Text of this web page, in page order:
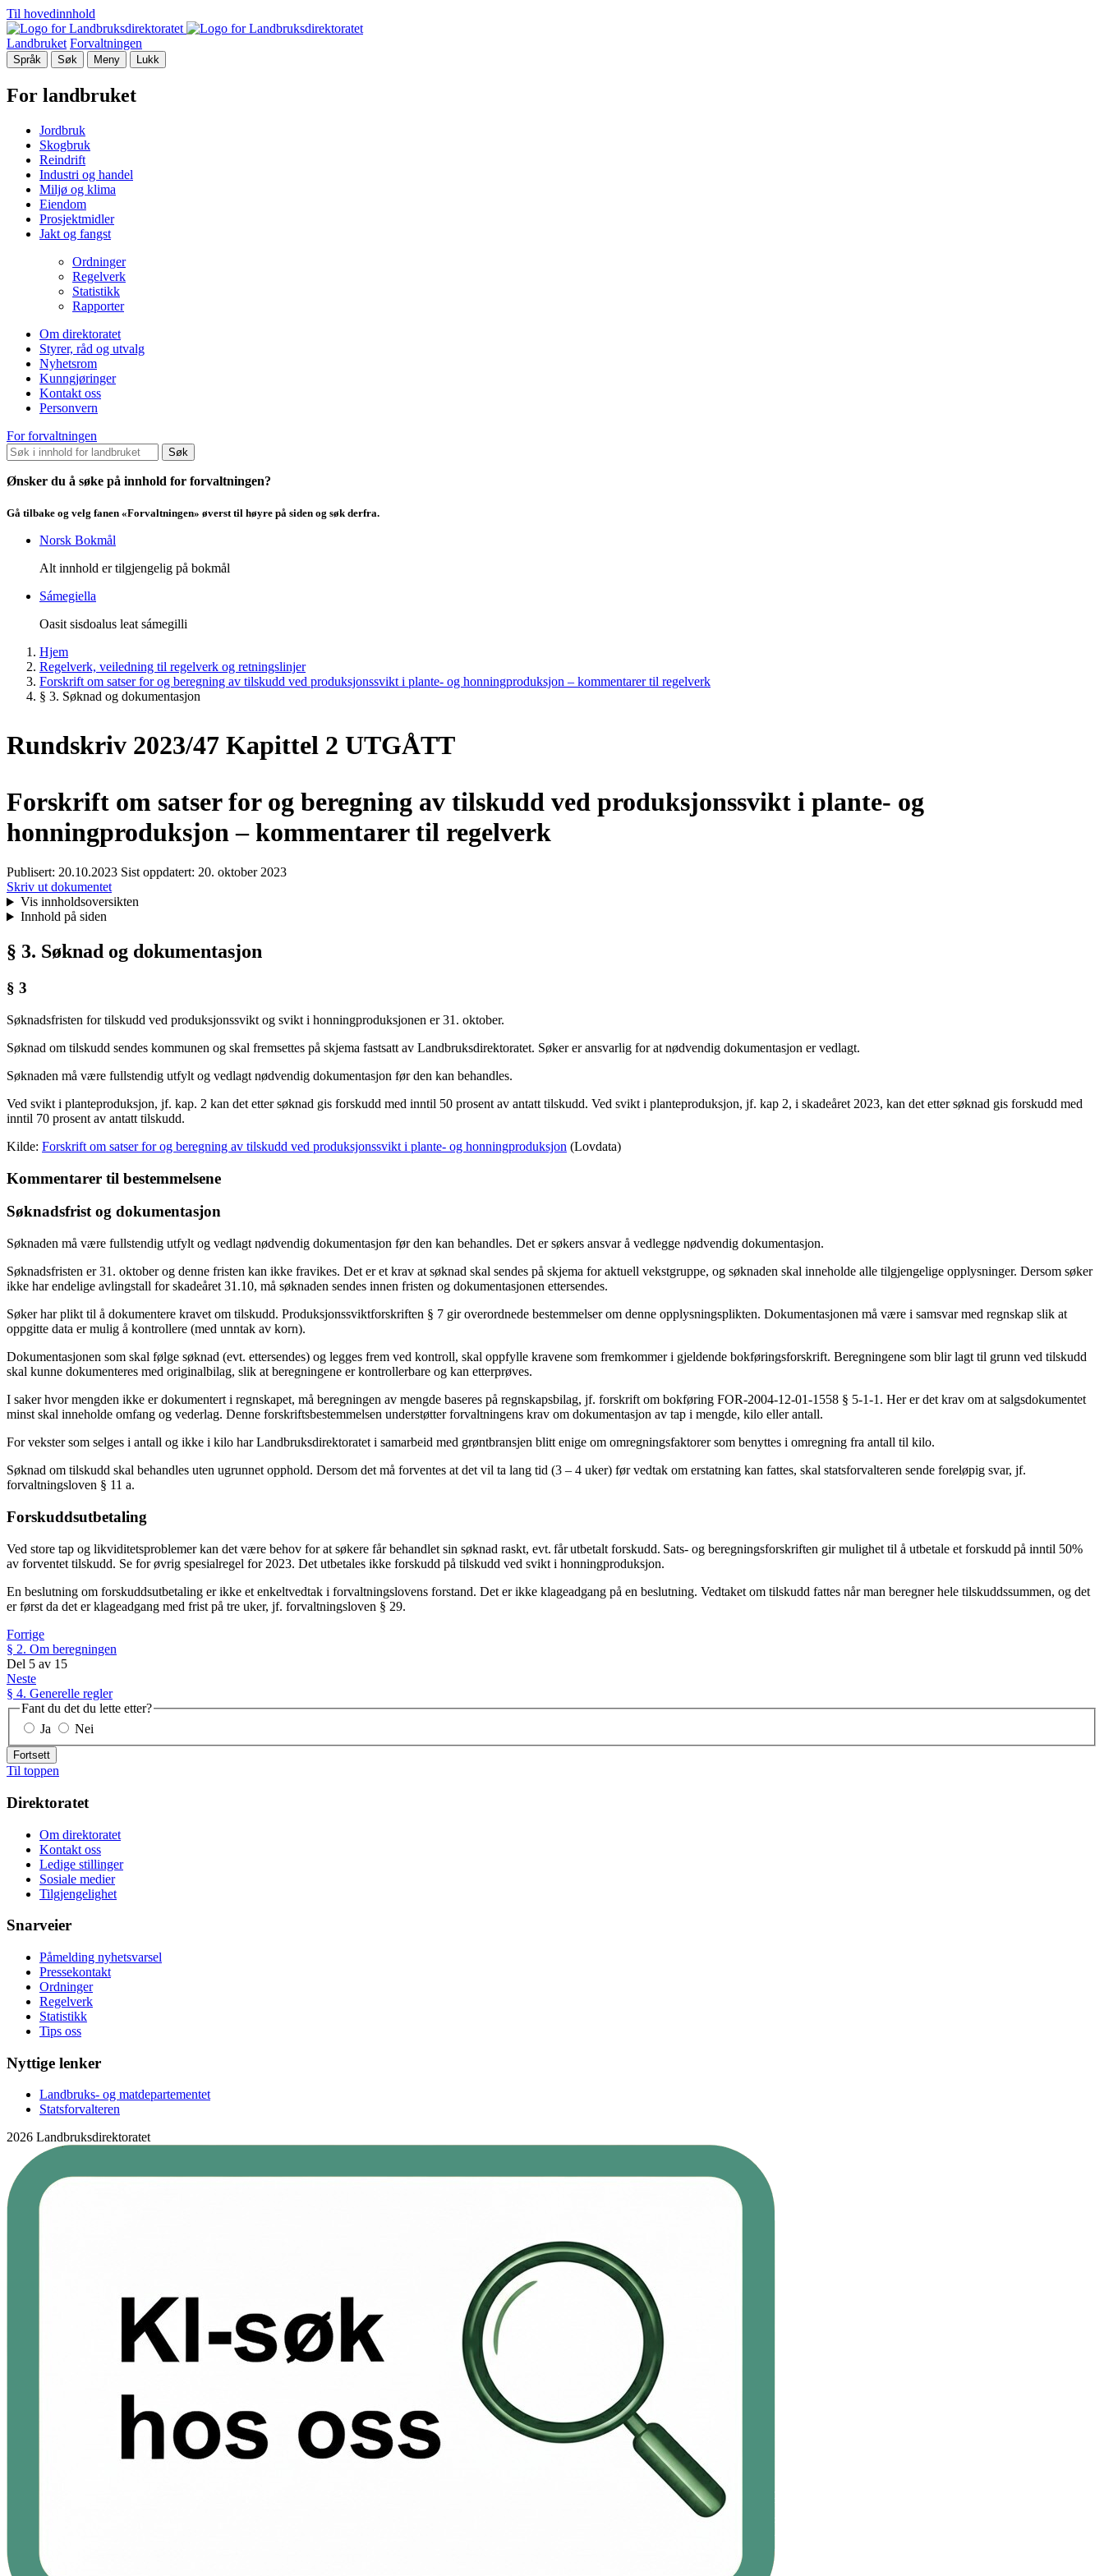
Til hovedinnhold
Landbruket Forvaltningen
Språk Søk Meny Lukk
For landbruket
Jordbruk
Skogbruk
Reindrift
Industri og handel
Miljø og klima
Eiendom
Prosjektmidler
Jakt og fangst
Ordninger
Regelverk
Statistikk
Rapporter
Om direktoratet
Styrer, råd og utvalg
Nyhetsrom
Kunngjøringer
Kontakt oss
Personvern
For forvaltningen
Søk
Ønsker du å søke på innhold for forvaltningen?
Gå tilbake og velg fanen «Forvaltningen» øverst til høyre på siden og søk derfra.
Norsk Bokmål
Alt innhold er tilgjengelig på bokmål
Sámegiella
Oasit sisdoalus leat sámegilli
Hjem
Regelverk, veiledning til regelverk og retningslinjer
Forskrift om satser for og beregning av tilskudd ved produksjonssvikt i plante- og honningproduksjon – kommentarer til regelverk
§ 3. Søknad og dokumentasjon
Rundskriv 2023/47 Kapittel 2 UTGÅTT
Forskrift om satser for og beregning av tilskudd ved produksjonssvikt i plante- og
honningproduksjon – kommentarer til regelverk
Publisert: 20.10.2023 Sist oppdatert: 20. oktober 2023
Skriv ut dokumentet
Vis innholdsoversikten
Innhold på siden
§ 3. Søknad og dokumentasjon
§ 3
Søknadsfristen for tilskudd ved produksjonssvikt og svikt i honningproduksjonen er 31. oktober.
Søknad om tilskudd sendes kommunen og skal fremsettes på skjema fastsatt av Landbruksdirektoratet. Søker er ansvarlig for at nødvendig dokumentasjon er vedlagt.
Søknaden må være fullstendig utfylt og vedlagt nødvendig dokumentasjon før den kan behandles.
Ved svikt i planteproduksjon, jf. kap. 2 kan det etter søknad gis forskudd med inntil 50 prosent av antatt tilskudd. Ved svikt i planteproduksjon, jf. kap 2, i skadeåret 2023, kan det etter søknad gis forskudd med
inntil 70 prosent av antatt tilskudd.
Kilde: Forskrift om satser for og beregning av tilskudd ved produksjonssvikt i plante- og honningproduksjon (Lovdata)
Kommentarer til bestemmelsene
Søknadsfrist og dokumentasjon
Søknaden må være fullstendig utfylt og vedlagt nødvendig dokumentasjon før den kan behandles. Det er søkers ansvar å vedlegge nødvendig dokumentasjon.
Søknadsfristen er 31. oktober og denne fristen kan ikke fravikes. Det er et krav at søknad skal sendes på skjema for aktuell vekstgruppe, og søknaden skal inneholde alle tilgjengelige opplysninger. Dersom søker
ikke har endelige avlingstall for skadeåret 31.10, må søknaden sendes innen fristen og dokumentasjonen ettersendes.
Søker har plikt til å dokumentere kravet om tilskudd. Produksjonssviktforskriften § 7 gir overordnede bestemmelser om denne opplysningsplikten. Dokumentasjonen må være i samsvar med regnskap slik at
oppgitte data er mulig å kontrollere (med unntak av korn).
Dokumentasjonen som skal følge søknad (evt. ettersendes) og legges frem ved kontroll, skal oppfylle kravene som fremkommer i gjeldende bokføringsforskrift. Beregningene som blir lagt til grunn ved tilskudd
skal kunne dokumenteres med originalbilag, slik at beregningene er kontrollerbare og kan etterprøves.
I saker hvor mengden ikke er dokumentert i regnskapet, må beregningen av mengde baseres på regnskapsbilag, jf. forskrift om bokføring FOR-2004-12-01-1558 § 5-1-1. Her er det krav om at salgsdokumentet
minst skal inneholde omfang og vederlag. Denne forskriftsbestemmelsen understøtter forvaltningens krav om dokumentasjon av tap i mengde, kilo eller antall.
For vekster som selges i antall og ikke i kilo har Landbruksdirektoratet i samarbeid med grøntbransjen blitt enige om omregningsfaktorer som benyttes i omregning fra antall til kilo.
Søknad om tilskudd skal behandles uten ugrunnet opphold. Dersom det må forventes at det vil ta lang tid (3 – 4 uker) før vedtak om erstatning kan fattes, skal statsforvalteren sende foreløpig svar, jf.
forvaltningsloven § 11 a.
Forskuddsutbetaling
Ved store tap og likviditetsproblemer kan det være behov for at søkere får behandlet sin søknad raskt, evt. får utbetalt forskudd. Sats- og beregningsforskriften gir mulighet til å utbetale et forskudd på inntil 50%
av forventet tilskudd. Se for øvrig spesialregel for 2023. Det utbetales ikke forskudd på tilskudd ved svikt i honningproduksjon.
En beslutning om forskuddsutbetaling er ikke et enkeltvedtak i forvaltningslovens forstand. Det er ikke klageadgang på en beslutning. Vedtaket om tilskudd fattes når man beregner hele tilskuddssummen, og det
er først da det er klageadgang med frist på tre uker, jf. forvaltningsloven § 29.
Forrige
§ 2. Om beregningen
Del 5 av 15
Neste
§ 4. Generelle regler
Fant du det du lette etter?
Ja
Nei
Fortsett
Til toppen
Direktoratet
Om direktoratet
Kontakt oss
Ledige stillinger
Sosiale medier
Tilgjengelighet
Snarveier
Påmelding nyhetsvarsel
Pressekontakt
Ordninger
Regelverk
Statistikk
Tips oss
Nyttige lenker
Landbruks- og matdepartementet
Statsforvalteren
2026 Landbruksdirektoratet